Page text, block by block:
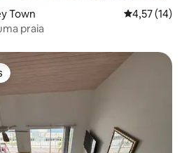
Town Classificação
4,57 (14)
praia